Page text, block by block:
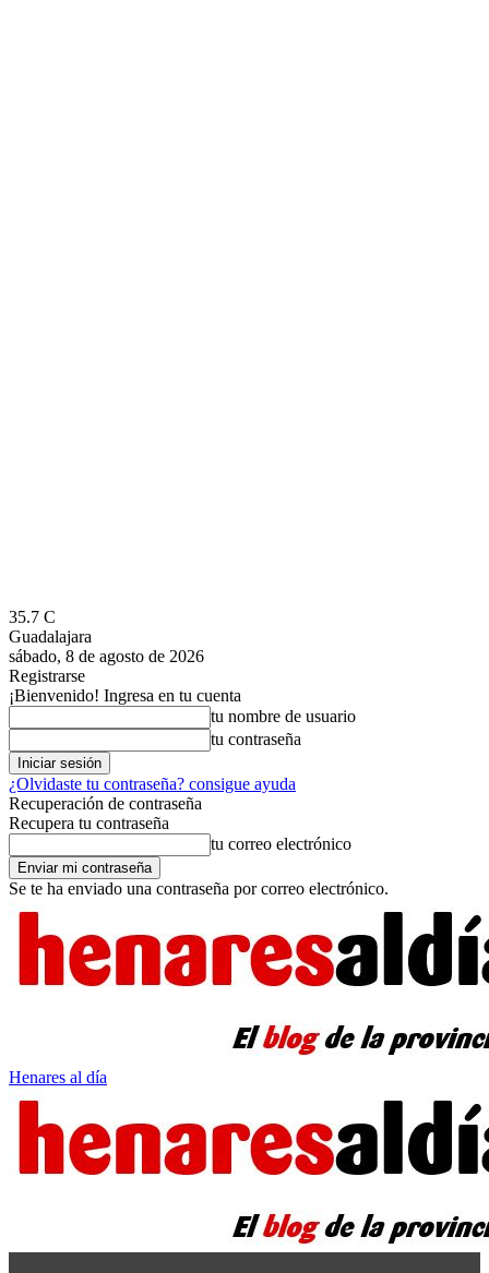
35.7 C
Guadalajara
sábado, 8 de agosto de 2026
Registrarse
¡Bienvenido! Ingresa en tu cuenta
tu nombre de usuario
tu contraseña
¿Olvidaste tu contraseña? consigue ayuda
Recuperación de contraseña
Recupera tu contraseña
tu correo electrónico
Se te ha enviado una contraseña por correo electrónico.
Henares al día